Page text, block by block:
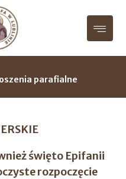
parafialne
święto Epifanii
rozpoczęcie